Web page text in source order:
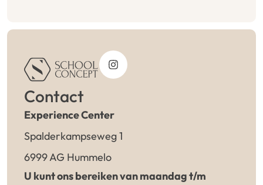
Contact
Experience Center
Spalderkampseweg 1
6999 AG Hummelo
U kunt ons bereiken van maandag t/m